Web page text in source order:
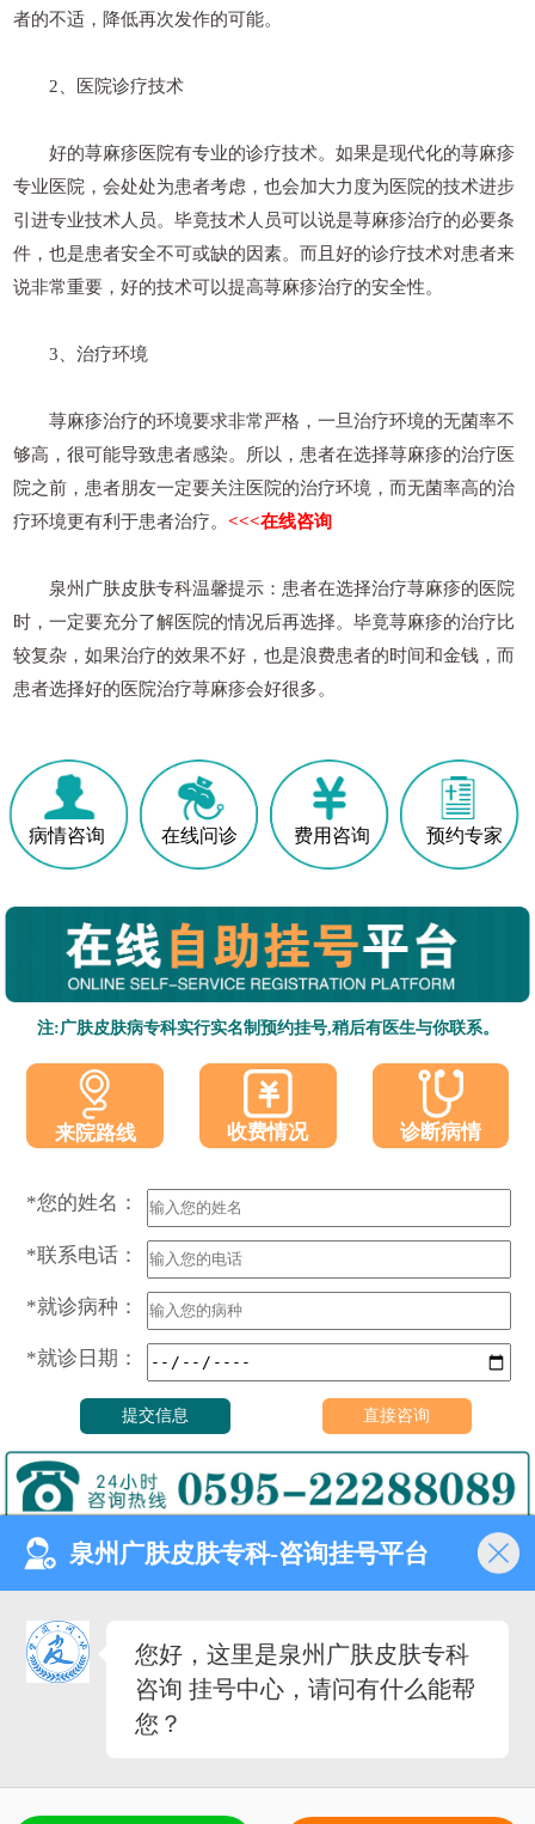
者的不适，降低再次发作的可能。
2、医院诊疗技术
好的荨麻疹医院有专业的诊疗技术。如果是现代化的荨麻疹
专业医院，会处处为患者考虑，也会加大力度为医院的技术进步
引进专业技术人员。毕竟技术人员可以说是荨麻疹治疗的必要条
件，也是患者安全不可或缺的因素。而且好的诊疗技术对患者来
说非常重要，好的技术可以提高荨麻疹治疗的安全性。
3、治疗环境
荨麻疹治疗的环境要求非常严格，一旦治疗环境的无菌率不
够高，很可能导致患者感染。所以，患者在选择荨麻疹的治疗医
院之前，患者朋友一定要关注医院的治疗环境，而无菌率高的治
疗环境更有利于患者治疗。<<<在线咨询
泉州广肤皮肤专科温馨提示：患者在选择治疗荨麻疹的医院
时，一定要充分了解医院的情况后再选择。毕竟荨麻疹的治疗比
较复杂，如果治疗的效果不好，也是浪费患者的时间和金钱，而
患者选择好的医院治疗荨麻疹会好很多。
病情咨询 在线问诊 费用咨询 预约专家
注:广肤皮肤病专科实行实名制预约挂号,稍后有医生与你联系。
来院路线 收费情况 诊断病情
*您的姓名：
*联系电话：
*就诊病种：
*就诊日期：
门诊时间（无假日医院）
8:00—18:00
健康热线
0595-22288089
医院地址
（闽-泉-丰）医广[2020]第08-30-30号
泉州广肤皮肤专科-咨询挂号平台
您好，这里是泉州广肤皮肤专科
咨询 挂号中心，请问有什么能帮
您？